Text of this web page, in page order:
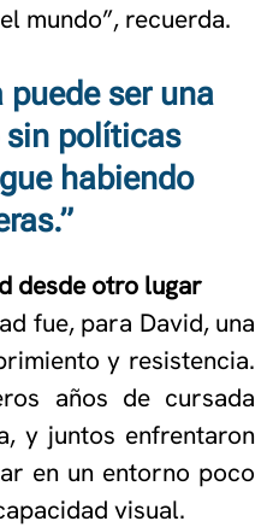
mundo”, recuerda.
ser una
políticas
habiendo
desde otro lugar
fue, para David, una
y resistencia.
años de cursada
y juntos enfrentaron
en un entorno poco
visual.